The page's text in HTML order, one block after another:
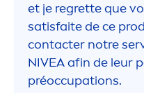
et je regrette que
satisfaite de ce
contacter notre
NIVEAafin de leur
préoccupations.